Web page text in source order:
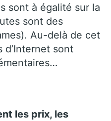
sont à égalité sur la
sont des
Au-delà de cet
d’Internet sont
les prix, les